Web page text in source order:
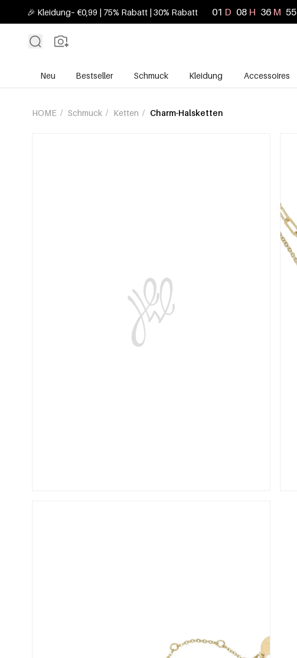
🎉 Kleidung– €0,99 | 75% Rabatt | 30% Rabatt 01 D 08 H 36 M 54
Neu Bestseller Schmuck Kleidung Accessoires
HOME / Schmuck / Ketten / Charm-Halsketten